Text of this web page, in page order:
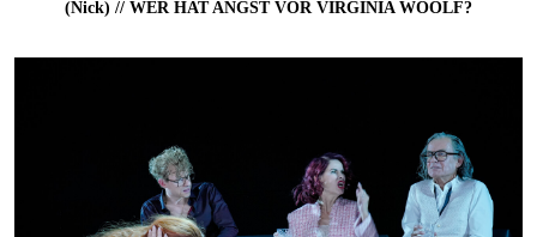
(Nick) // WER HAT ANGST VOR VIRGINIA WOOLF?